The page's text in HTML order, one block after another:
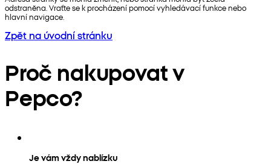
odstraněna. Vraťte se k procházení pomocí vyhledávací funkce nebo
hlavní navigace.
Zpět na úvodní stránku
Proč nakupovat v
Pepco?
Je vám vždy nablízku